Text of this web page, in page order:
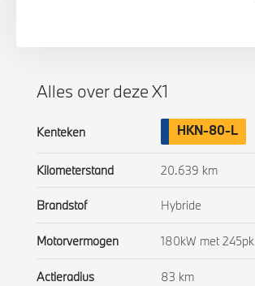
Alles over deze X1
Kenteken HKN-80-L
Kilometerstand 20.639 km
Brandstof Hybride
Motorvermogen 180kW met 245pk
Actieradius 83 km